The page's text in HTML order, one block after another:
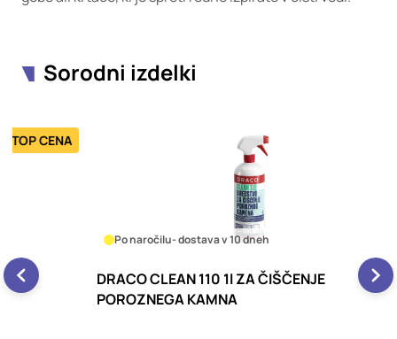
Sorodni izdelki
Po naročilu- dostava v 10 dneh
DRACO CLEAN 110 1l ZA ČIŠČENJE
POROZNEGA KAMNA